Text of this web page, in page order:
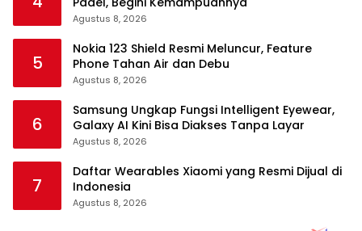
Agustus 8, 2026
5
Nokia 123 Shield Resmi Meluncur, Feature
Phone Tahan Air dan Debu
Agustus 8, 2026
6
Samsung Ungkap Fungsi Intelligent Eyewear,
Galaxy AI Kini Bisa Diakses Tanpa Layar
Agustus 8, 2026
7
Daftar Wearables Xiaomi yang Resmi Dijual di
Indonesia
Agustus 8, 2026